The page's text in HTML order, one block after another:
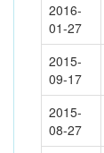
2016-
01-27
2015-
09-17
2015-
08-27